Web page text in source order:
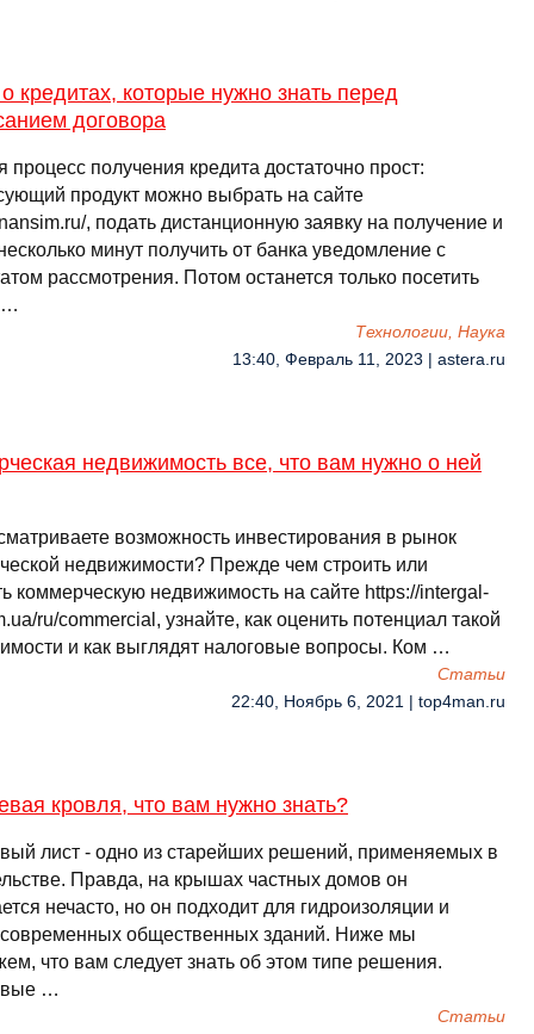
кредитах, которые нужно знать перед
договора
процесс получения кредита достаточно прост:
продукт можно выбрать на сайте
, подать дистанционную заявку на получение и
минут получить от банка уведомление с
рассмотрения. Потом останется только посетить
…
Технологии, Наука
13:40, Февраль 11, 2023 | astera.ru
недвижимость все, что вам нужно о ней
возможность инвестирования в рынок
недвижимости? Прежде чем строить или
коммерческую недвижимость на сайте https://intergal-
ru/commercial, узнайте, как оценить потенциал такой
и как выглядят налоговые вопросы. Ком …
Cтатьи
22:40, Ноябрь 6, 2021 | top4man.ru
кровля, что вам нужно знать?
лист - одно из старейших решений, применяемых в
Правда, на крышах частных домов он
нечасто, но он подходит для гидроизоляции и
современных общественных зданий. Ниже мы
что вам следует знать об этом типе решения.
…
Cтатьи